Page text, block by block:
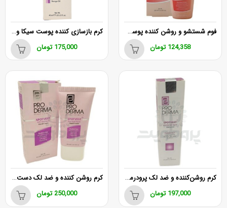
فوم شستشو و روشن کننده پوست صورت پرودرما 200 میلی لیتر
124,358 تومان
کرم بازسازی کننده پوست سیکا وست پرودرما
175,000 تومان
کرم روشن‌کننده و ضد لک پرودرما 20 میلی لیتر
197,000 تومان
کرم روشن کننده و ضد لک دست پرودرما 40 میلی لیتر
250,000تومان